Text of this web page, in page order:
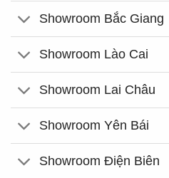
Showroom Bắc Giang
Showroom Lào Cai
Showroom Lai Châu
Showroom Yên Bái
Showroom Điện Biên